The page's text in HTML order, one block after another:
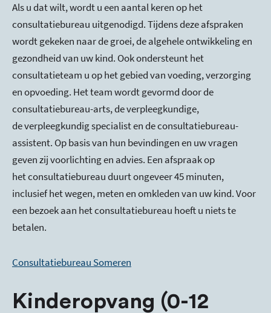
Als u dat wilt, wordt u een aantal keren op het
consultatiebureau uitgenodigd. Tijdens deze afspraken
wordt gekeken naar de groei, de algehele ontwikkeling en
gezondheid van uw kind. Ook ondersteunt het
consultatieteam u op het gebied van voeding, verzorging
en opvoeding. Het team wordt gevormd door de
consultatiebureau-arts, de verpleegkundige,
de verpleegkundig specialist en de consultatiebureau-
assistent. Op basis van hun bevindingen en uw vragen
geven zij voorlichting en advies. Een afspraak op
het consultatiebureau duurt ongeveer 45 minuten,
inclusief het wegen, meten en omkleden van uw kind. Voor
een bezoek aan het consultatiebureau hoeft u niets te
betalen.
Consultatiebureau Someren
Kinderopvang (0-12